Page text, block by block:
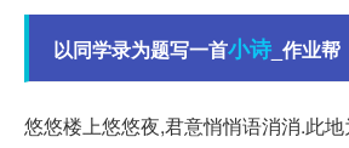
以同学录为题写一首小诗 _作业帮
悠悠楼上悠悠夜,君意悄悄语消消.此